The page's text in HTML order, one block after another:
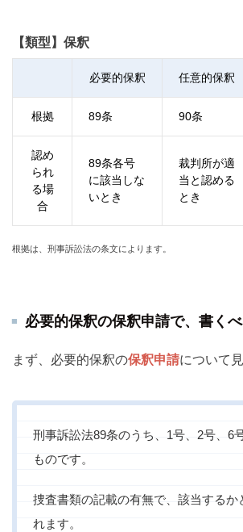
【類型】保釈
必要的保釈 任意的保釈
根拠 89条 90条
認め
られ
る場
合
89条各号
に該当しな
いとき
裁判所が適
当と認める
とき
根拠は、刑事訴訟法の条文によります。
必要的保釈の保釈申請で、書く
まず、必要的保釈の保釈申請について
刑事訴訟法89条のうち、1号、2号、6
ものです。
捜査書類の記載の有無で、該当するか
れます。